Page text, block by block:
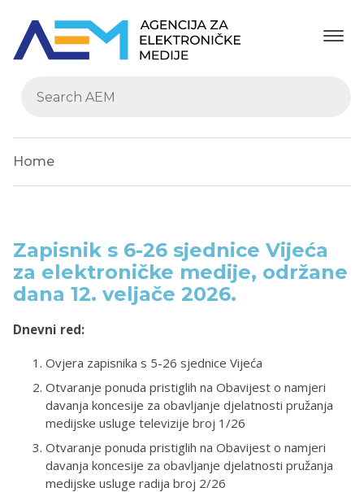
Home
Zapisnik s 6-26 sjednice Vijeća
za elektroničke medije, održane
dana 12. veljače 2026.
Dnevni red:
Ovjera zapisnika s 5-26 sjednice Vijeća
Otvaranje ponuda pristiglih na Obavijest o namjeri
davanja koncesije za obavljanje djelatnosti pružanja
medijske usluge televizije broj 1/26
Otvaranje ponuda pristiglih na Obavijest o namjeri
davanja koncesije za obavljanje djelatnosti pružanja
medijske usluge radija broj 2/26